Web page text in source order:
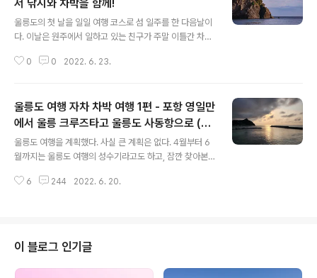
하기로 결정하면서 가장 먼저 고민한 것이 씻는 것과 용변
에 대한 고민이었는데, 용변에 대한 고민은 금새 해소되었
다. 이유는 있다가 작성하겠다. 씻는 것은 우선 저녁에는 간
단히 세안과 이만 닦고 자고, 매일 아침에 도동에 있는 해수
서 낚시와 차박을 함께!
울릉도의 첫 날을 일일 여행 코스로 섬 일주를 한 다음날이
다. 이날은 원주에서 일하고 있는 친구가 주말 이틀간 차박
3시가 좀 안돼서 저동항에 도착한 친구를 픽업하고, 친구
제 내가 돌던 코스를 돌면서 중요한 관광지만 보고 섬을 다
돌았을 때쯤 다시 마주한 남양항 근처의 따개비 식당에서
식사를 했다. 첫날 일일 여행 코스가 궁금하다면 아래 블로
그를 참고하면 된다. 2022.06.22 - [여행] - 울릉도 차박
여행 첫날, 울릉도 한 바퀴 일주 여행 코스 추천! 친구랑 나
랑 둘 다 따개비 칼국수를 시켰고, 여기에 문어 초회를 하나
0 0 2022. 6. 23.
울릉도 여행 자차 차박 여행 1편 - 포항 영일만
에서 울릉 크루즈타고 울릉도 사동항으로 (22
년 6월)
울릉도 여행을 계획했다. 사실 큰 계획은 없다. 4월부터 6
월까지는 울릉도 여행의 성수기라고도 하고, 잠깐 찾아본
이었다. 그중에 괜찮아 보이는 곳들은 하루 밤에 수십만 원
을 계획했기 때문에 7일을 숙박 시설에 혼자서 머문다면
지출도 클 것 같아서 직접 차량을 가지고 입도하는 방향으
로 생각했다. 차량 선적 비용이 적지 않은 비용이긴 했지만
6 244 2022. 6. 20.
이 블로그 인기글